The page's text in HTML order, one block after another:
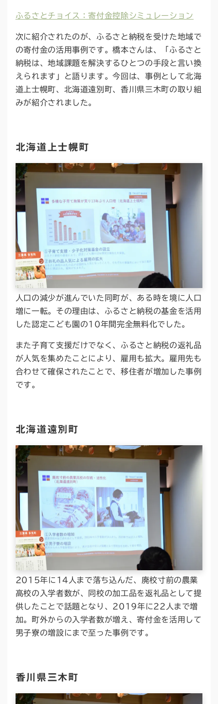
ふるさとチョイス：寄付金控除シミュレーション
次に紹介されたのが、ふるさと納税を受けた地域で
の寄付金の活用事例です。橋本さんは、「ふるさと
納税は、地域課題を解決するひとつの手段と言い換
えられます」と語ります。今回は、事例として北海
道上士幌町、北海道遠別町、香川県三木町の取り組
みが紹介されました。
北海道上士幌町
人口の減少が進んでいた同町が、ある時を境に人口
増に一転。その理由は、ふるさと納税の基金を活用
した認定こども園の10年間完全無料化でした。
また子育て支援だけでなく、ふるさと納税の返礼品
が人気を集めたことにより、雇用も拡大。雇用先も
合わせて確保されたことで、移住者が増加した事例
です。
北海道遠別町
2015年に14人まで落ち込んだ、廃校寸前の農業
高校の入学者数が、同校の加工品を返礼品として提
供したことで話題となり、2019年に22人まで増
加。町外からの入学者数が増え、寄付金を活用して
男子寮の増設にまで至った事例です。
香川県三木町